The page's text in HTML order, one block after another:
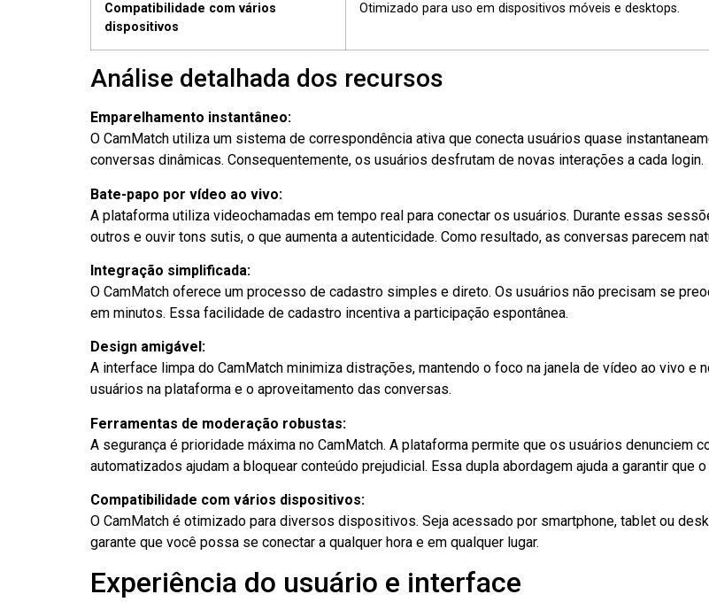
Compatibilidade com vários
dispositivos
Otimizado para uso em dispositivos móveis e desktops.
Análise detalhada dos recursos
Emparelhamento instantâneo:
O CamMatch utiliza um sistema de correspondência ativa que conecta usuários quase
conversas dinâmicas. Consequentemente, os usuários desfrutam de novas interações a cada login.
Bate-papo por vídeo ao vivo:
A plataforma utiliza videochamadas em tempo real para conectar os usuários. Durante essas
outros e ouvir tons sutis, o que aumenta a autenticidade. Como resultado, as conversas parecem
Integração simplificada:
O CamMatch oferece um processo de cadastro simples e direto. Os usuários não precisam se
em minutos. Essa facilidade de cadastro incentiva a participação espontânea.
Design amigável:
A interface limpa do CamMatch minimiza distrações, mantendo o foco na janela de vídeo ao vivo
usuários na plataforma e o aproveitamento das conversas.
Ferramentas de moderação robustas:
A segurança é prioridade máxima no CamMatch. A plataforma permite que os usuários
automatizados ajudam a bloquear conteúdo prejudicial. Essa dupla abordagem ajuda a garantir
Compatibilidade com vários dispositivos:
O CamMatch é otimizado para diversos dispositivos. Seja acessado por smartphone, tablet ou
garante que você possa se conectar a qualquer hora e em qualquer lugar.
Experiência do usuário e interface